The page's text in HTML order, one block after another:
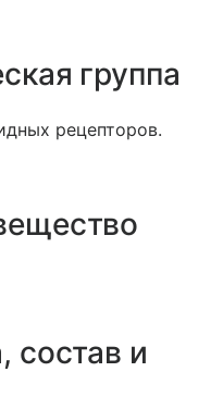
группа
рецепторов.
состав и